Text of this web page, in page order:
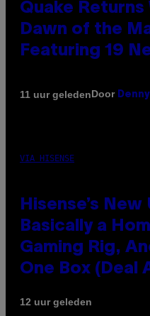
Quake Returns
Dawn of the
Featuring 19
11 uur geledenDoor
VIA HISENSE
Hisense’s
Basically a
Gaming Rig,
One Box (Deal
12 uur geleden